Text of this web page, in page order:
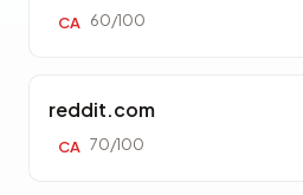
CA 60/100
reddit.com
CA 70/100